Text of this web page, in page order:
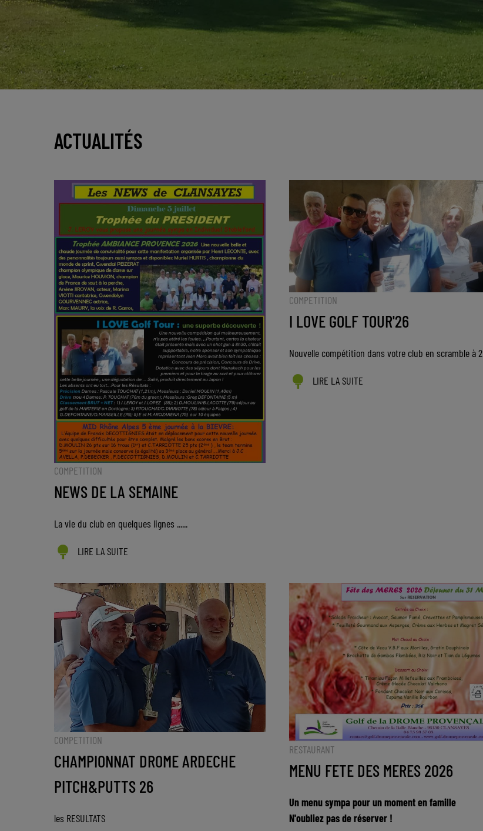
ACTUALITÉS
COMPETITION
NEWS DE LA SEMAINE
La vie du club en quelques lignes ......
LIRE LA SUITE
COMPETITION
I LOVE GOLF TOUR'26
Nouvelle compétition dans votre club en scramble à 2
LIRE LA SUITE
COMPETITION
CHAMPIONNAT DROME ARDECHE
PITCH&PUTTS 26
les RESULTATS
RESTAURANT
MENU FETE DES MERES 2026
Un menu sympa pour un moment en famille
N'oubliez pas de réserver !